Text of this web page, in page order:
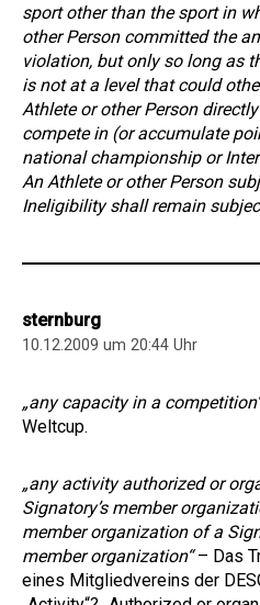
sport other than the sport in
other Person committed the
violation, but only so long as
is not at a level that could
Athlete or other Person
compete in (or accumulate
national championship or
An Athlete or other Person
Ineligibility shall remain
sternburg
10.12.2009 um 20:44 Uhr
„any capacity in a
Weltcup.
„any activity authorized or
Signatory’s member
member organization of a
member organization“– Das
eines Mitgliedvereins der